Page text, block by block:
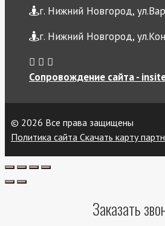
г. Нижний Новгород,
г. Нижний Новгород,
Сопровождение сайта -
© 2026 Все права защищены
Политика сайта Скачать карту
Заказать